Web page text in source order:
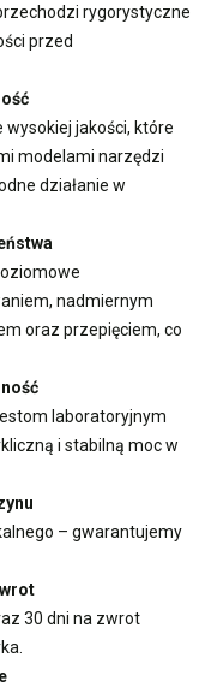
rygorystyczne
przed
jakości, które
modelami narzędzi
działanie w
nadmiernym
oraz przepięciem, co
laboratoryjnym
i stabilną moc w
– gwarantujemy
30 dni na zwrot